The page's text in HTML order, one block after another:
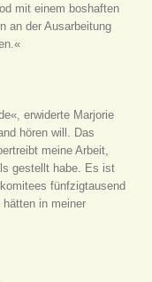
mit einem boshaften
an der Ausarbeitung
erwiderte Marjorie
hören will. Das
meine Arbeit,
gestellt habe. Es ist
fünfzigtausend
hätten in meiner